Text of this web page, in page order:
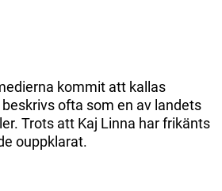
kommit att kallas
ofta som en av landets
Trots att Kaj Linna har frikänts
ouppklarat.